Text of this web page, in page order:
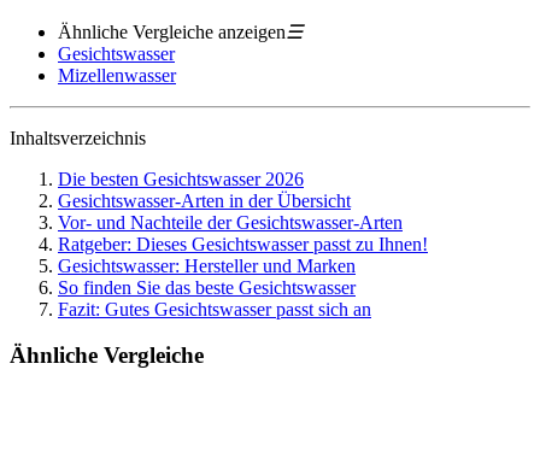
Ähnliche Vergleiche anzeigen☰
Gesichtswasser
Mizellenwasser
Inhaltsverzeichnis
Die besten Gesichtswasser 2026
Gesichtswasser-Arten in der Übersicht
Vor- und Nachteile der Gesichtswasser-Arten
Ratgeber: Dieses Gesichtswasser passt zu Ihnen!
Gesichtswasser: Hersteller und Marken
So finden Sie das beste Gesichtswasser
Fazit: Gutes Gesichtswasser passt sich an
Ähnliche Vergleiche